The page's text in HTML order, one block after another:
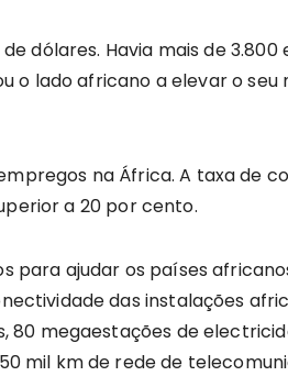
dólares. Havia mais de
o lado africano a elevar o
na África. A taxa de
a 20 por cento.
para ajudar os países
das instalações
80 megaestações de
mil km de rede de